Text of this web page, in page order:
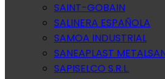
SAINT-GOBAIN
SALINERA ESPAÑOLA
SAMOA INDUSTRIAL
SANEAPLAST
SAPISELCO S.R.L.